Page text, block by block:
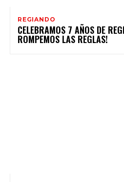
REGIANDO
CELEBRAMOS 7 AÑOS DE
ROMPEMOS LAS REGLAS!